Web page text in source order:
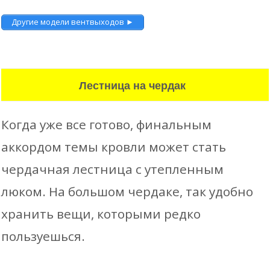
Другие модели вентвыходов ►
Лестница на чердак
Когда уже все готово, финальным
аккордом темы кровли может стать
чердачная лестница с утепленным
люком. На большом чердаке, так удобно
хранить вещи, которыми редко
пользуешься.